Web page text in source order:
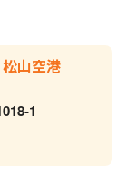
山空港
1